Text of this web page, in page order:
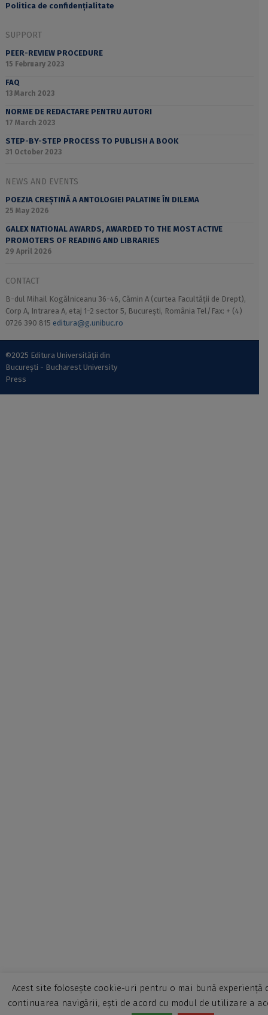
Politica de confidențialitate
SUPPORT
PEER-REVIEW PROCEDURE
15 February 2023
FAQ
13 March 2023
NORME DE REDACTARE PENTRU AUTORI
17 March 2023
STEP-BY-STEP PROCESS TO PUBLISH A BOOK
31 October 2023
NEWS AND EVENTS
POEZIA CREȘTINĂ A ANTOLOGIEI PALATINE ÎN DILEMA
25 May 2026
GALEX NATIONAL AWARDS, AWARDED TO THE MOST ACTIVE
PROMOTERS OF READING AND LIBRARIES
29 April 2026
CONTACT
B-dul Mihail Kogălniceanu 36-46, Cămin A (curtea Facultății de Drept),
Corp A, Intrarea A, etaj 1-2 sector 5, București, România Tel/Fax: + (4)
0726 390 815 editura@g.unibuc.ro
©2025 Editura Universității din
București - Bucharest University
Press
Acest site folosește cookie-uri pentru o mai bună experiență
continuarea navigării, ești de acord cu modul de utilizare a